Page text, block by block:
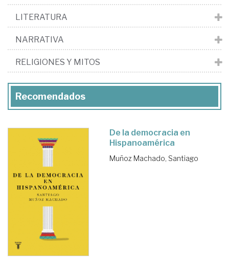
LITERATURA
NARRATIVA
RELIGIONES Y MITOS
Recomendados
De la democracia en
Hispanoamérica
Muñoz Machado, Santiago